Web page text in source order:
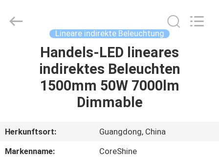
PRODUKTE
UNS
Optoelectronics
Co.,Ltd.
Lineare indirekte Beleuchtung
Handels-LED lineares
indirektes Beleuchten
1500mm 50W 7000lm
Dimmable
Herkunftsort:
Guangdong, China
Markenname:
CoreShine